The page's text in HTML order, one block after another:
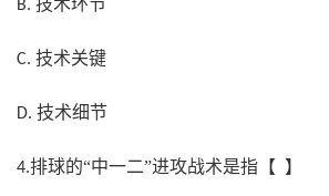
B. 技术环节
C. 技术关键
D. 技术细节
4.排球的“中一二”进攻战术是指【 】